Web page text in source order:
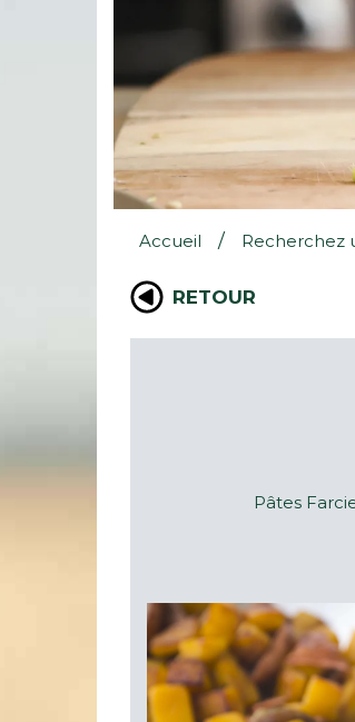
Accueil / Recherchez
RETOUR
Pâtes